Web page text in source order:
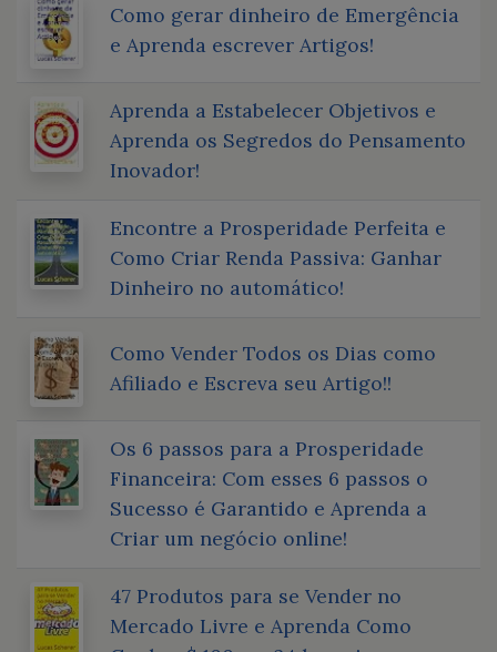
Como gerar dinheiro de Emergência
e Aprenda escrever Artigos!
Aprenda a Estabelecer Objetivos e
Aprenda os Segredos do Pensamento
Inovador!
Encontre a Prosperidade Perfeita e
Como Criar Renda Passiva: Ganhar
Dinheiro no automático!
Como Vender Todos os Dias como
Afiliado e Escreva seu Artigo!!
Os 6 passos para a Prosperidade
Financeira: Com esses 6 passos o
Sucesso é Garantido e Aprenda a
Criar um negócio online!
47 Produtos para se Vender no
Mercado Livre e Aprenda Como